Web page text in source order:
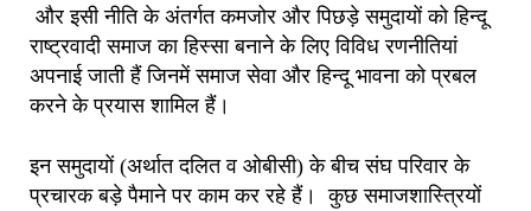
और इसी नीति के अंतर्गत कमजोर और पिछड़े समुदायों को हिन्दू
राष्ट्रवादी समाज का हिस्सा बनाने के लिए विविध रणनीतियां
अपनाई जाती हैं जिनमें समाज सेवा और हिन्दू भावना को प्रबल
करने के प्रयास शामिल हैं।
इन समुदायों (अर्थात दलित व ओबीसी) के बीच संघ परिवार के
प्रचारक बड़े पैमाने पर काम कर रहे हैं। कुछ समाजशास्त्रियों